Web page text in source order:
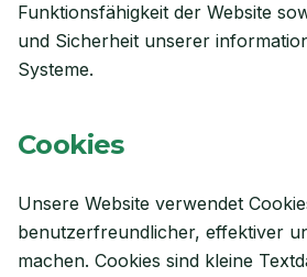
Funktionsfähigkeit der Website
und Sicherheit unserer
Systeme.
Cookies
Unsere Website verwendet
benutzerfreundlicher, effektiver
machen. Cookies sind kleine